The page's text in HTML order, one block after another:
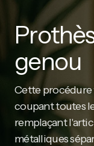
genou
Cette
coupant toutes
remplaçant
métalliques